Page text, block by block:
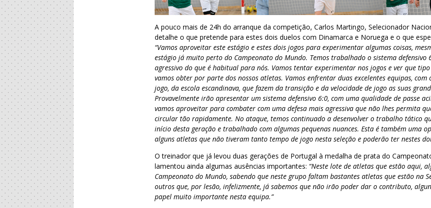
A pouco mais de 24h do arranque da competição, Carlos Martingo, Selecionador
detalhe o que pretende para estes dois duelos com Dinamarca e Noruega e o que
“Vamos aproveitar este estágio e estes dois jogos para experimentar algumas coisas,
estágio já muito perto do Campeonato do Mundo. Temos trabalhado o sistema defensivo
agressivo do que é habitual para nós. Vamos tentar experimentar nos jogos e ver que
vamos obter por parte dos nossos atletas. Vamos enfrentar duas excelentes equipas, com
jogo, da escola escandinava, que fazem da transição e da velocidade de jogo as suas
Provavelmente irão apresentar um sistema defensivo 6:0, com uma qualidade de passe
vamos aproveitar para combater com uma defesa mais agressiva que não lhes permita
circular tão rapidamente. No ataque, temos continuado a desenvolver o trabalho tático
início desta geração e trabalhado com algumas pequenas nuances. Esta é também uma
alguns atletas que não tiveram tanto tempo de jogo nesta seleção e poderão ter nestes
O treinador que já levou duas gerações de Portugal à medalha de prata do
lamentou ainda algumas ausências importantes: “Neste lote de atletas que estão aqui,
Campeonato do Mundo, sabendo que neste grupo faltam bastantes atletas que estão na
outros que, por lesão, infelizmente, já sabemos que não irão poder dar o contributo,
papel muito importante nesta equipa.”